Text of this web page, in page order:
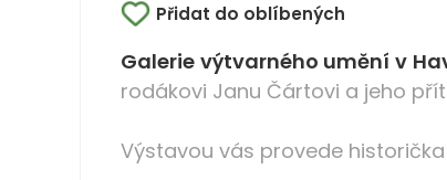
Přidat do oblíbených
Galerie výtvarného umění v
rodákovi Janu Čártovi a jeho
Výstavou vás provede